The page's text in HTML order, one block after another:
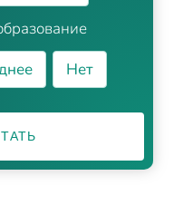
Нет